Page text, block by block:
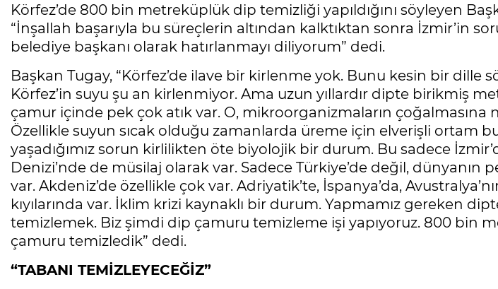
Körfez’de 800 bin metreküplük dip temizliği yapıldığını söyleyen
“İnşallah başarıyla bu süreçlerin altından kalktıktan sonra İzmir’in
belediye başkanı olarak hatırlanmayı diliyorum” dedi.
Başkan Tugay, “Körfez’de ilave bir kirlenme yok. Bunu kesin bir dille
Körfez’in suyu şu an kirlenmiyor. Ama uzun yıllardır dipte birikmiş
çamur içinde pek çok atık var. O, mikroorganizmaların çoğalmasına
Özellikle suyun sıcak olduğu zamanlarda üreme için elverişli ortam
yaşadığımız sorun kirlilikten öte biyolojik bir durum. Bu sadece
Denizi’nde de müsilaj olarak var. Sadece Türkiye’de değil, dünyanın
var. Akdeniz’de özellikle çok var. Adriyatik’te, İspanya’da,
kıyılarında var. İklim krizi kaynaklı bir durum. Yapmamız gereken
temizlemek. Biz şimdi dip çamuru temizleme işi yapıyoruz. 800 bin
çamuru temizledik” dedi.
“TABANI TEMİZLEYECEĞİZ”